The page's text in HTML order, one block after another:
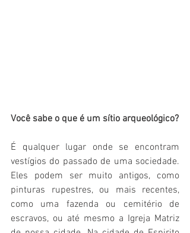
É qualquer lugar onde se encontram
vestígios do passado de uma sociedade.
Eles podem ser muito antigos, como
pinturas rupestres, ou mais recentes,
como uma fazenda ou cemitério de
escravos, ou até mesmo a Igreja Matriz